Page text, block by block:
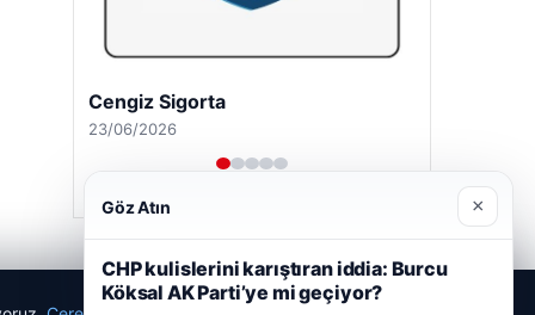
Cengiz Sigorta
23/06/2026
Göz Atın ×
CHP kulislerini karıştıran iddia: Burcu
Köksal AK Parti’ye mi geçiyor?